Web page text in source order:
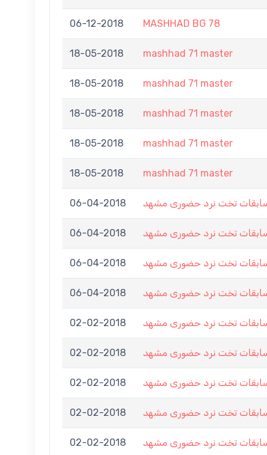
06-12-2018 MASHHAD BG 78
18-05-2018 mashhad 71 master
18-05-2018 mashhad 71 master
18-05-2018 mashhad 71 master
18-05-2018 mashhad 71 master
18-05-2018 mashhad 71 master
06-04-2018 تخت نرد حضوری مشهد
06-04-2018 تخت نرد حضوری مشهد
06-04-2018 تخت نرد حضوری مشهد
06-04-2018 تخت نرد حضوری مشهد
02-02-2018 تخت نرد حضوری مشهد
02-02-2018 تخت نرد حضوری مشهد
02-02-2018 تخت نرد حضوری مشهد
02-02-2018 تخت نرد حضوری مشهد
02-02-2018 تخت نرد حضوری مشهد